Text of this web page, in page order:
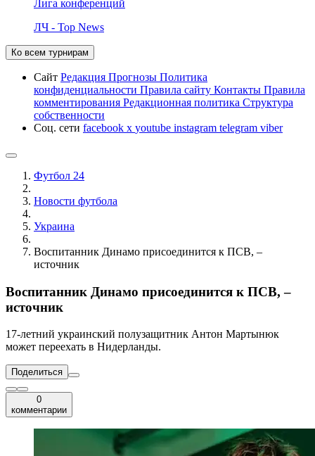
Лига конференций
ЛЧ - Top News
Ко всем турнирам
Сайт Редакция Прогнозы Политика
конфиденциальности Правила сайту Контакты Правила
комментирования Редакционная политика Структура
собственности
Соц. сети facebook x youtube instagram telegram viber
Футбол 24
Новости футбола
Украина
Воспитанник Динамо присоединится к ПСВ, –
источник
Воспитанник Динамо присоединится к ПСВ, –
источник
17-летний украинский полузащитник Антон Мартынюк
может переехать в Нидерланды.
Поделиться
0
комментарии